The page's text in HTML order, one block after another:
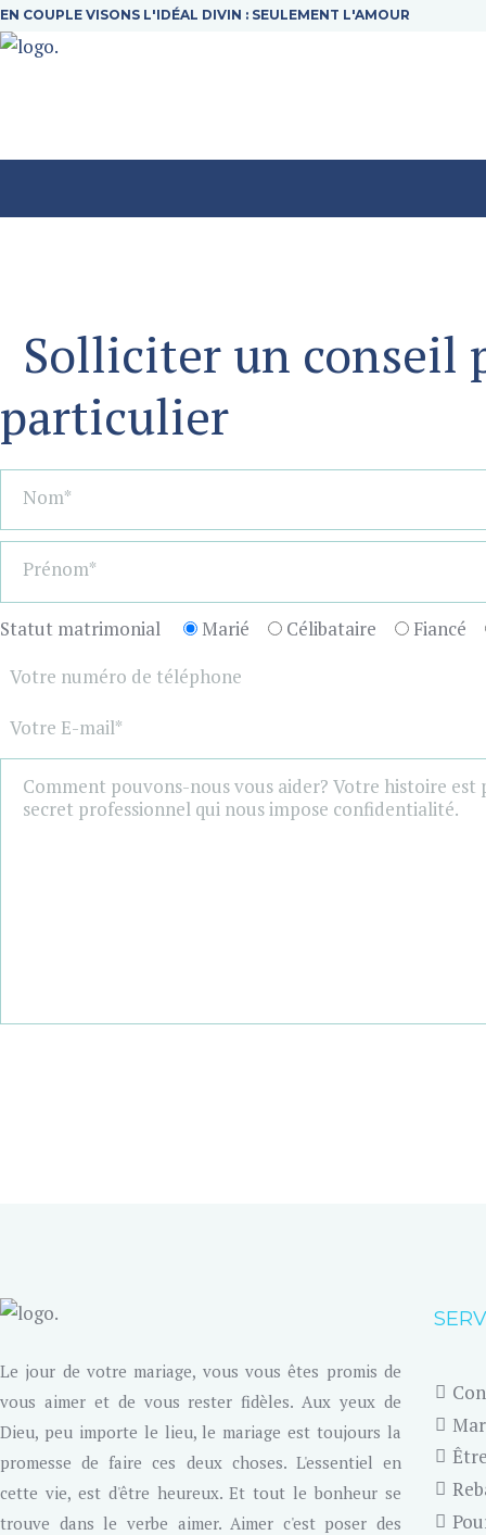
EN COUPLE VISONS L'IDÉAL DIVIN : SEULEMENT L'AMOUR
Solliciter un conseil
particulier
Statut matrimonial Marié Célibataire Fiancé
Le jour de votre mariage, vous vous êtes promis de
vous aimer et de vous rester fidèles. Aux yeux de
Dieu, peu importe le lieu, le mariage est toujours la
promesse de faire ces deux choses. L'essentiel en
cette vie, est d'être heureux. Et tout le bonheur se
trouve dans le verbe aimer. Aimer c'est poser des